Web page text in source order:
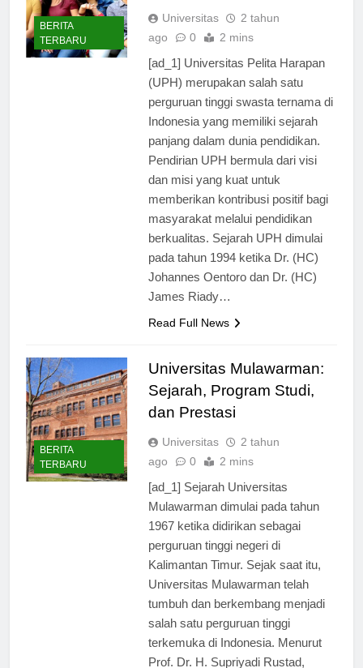
BERITA
TERBARU
Universitas
2 tahun
[ad_1] Universitas Pelita Harapan
(UPH) merupakan salah satu
perguruan tinggi swasta ternama di
Indonesia yang memiliki sejarah
panjang dalam dunia pendidikan.
Pendirian UPH bermula dari visi
dan misi yang kuat untuk
memberikan kontribusi positif bagi
masyarakat melalui pendidikan
berkualitas. Sejarah UPH dimulai
pada tahun 1994 ketika Dr. (HC)
Johannes Oentoro dan Dr. (HC)
BERITA
TERBARU
Universitas Mulawarman:
Sejarah, Program Studi,
Universitas
2 tahun
[ad_1] Sejarah Universitas
Mulawarman dimulai pada tahun
1967 ketika didirikan sebagai
perguruan tinggi negeri di
Kalimantan Timur. Sejak saat itu,
Universitas Mulawarman telah
tumbuh dan berkembang menjadi
salah satu perguruan tinggi
terkemuka di Indonesia. Menurut